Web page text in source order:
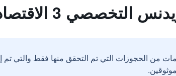
3 الاقتصادية
من الحجوزات التي تم التحقق منها فقط والتي